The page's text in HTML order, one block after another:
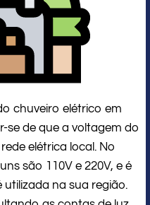
chuveiro elétrico em
se de que a voltagem do
elétrica local. No
são 110V e 220V, e é
na sua região.